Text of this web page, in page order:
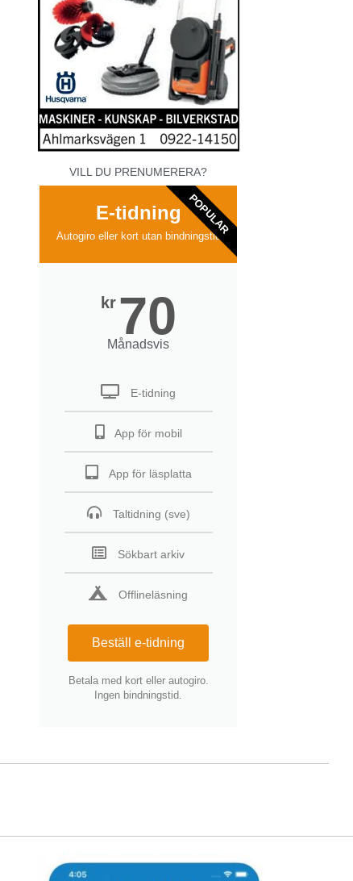
VILL DU PRENUMERERA?
E-tidning
Autogiro eller kort utan bindningstid
kr 70
Månadsvis
E-tidning
App för mobil
App för läsplatta
Taltidning (sve)
Sökbart arkiv
Offlineläsning
Beställ e-tidning
Betala med kort eller autogiro.
Ingen bindningstid.
POPULAR